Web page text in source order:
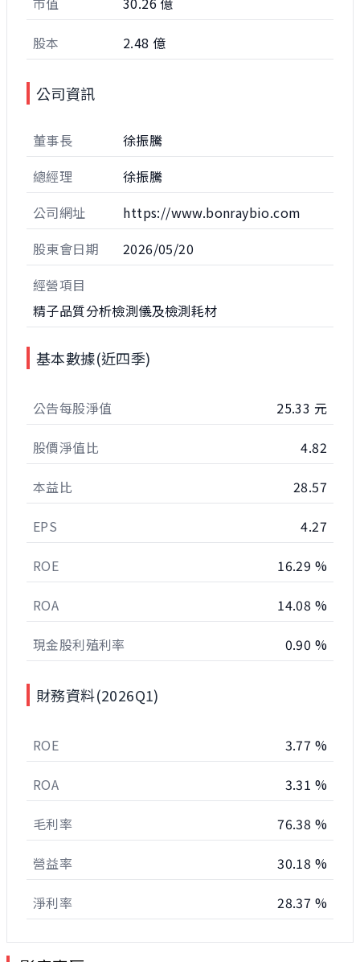
股本 2.48 億
公司資訊
董事長
徐振騰
總經理
徐振騰
公司網址
https://www.bonraybio.com
股東會日期
2026/05/20
經營項目
精子品質分析檢測儀及檢測耗材
基本數據(近四季)
公告每股淨值 25.33 元
股價淨值比 4.82
本益比 28.57
EPS 4.27
ROE 16.29 %
ROA 14.08 %
現金股利殖利率 0.90 %
財務資料(2026Q1)
ROE 3.77 %
ROA 3.31 %
毛利率 76.38 %
營益率 30.18 %
淨利率 28.37 %